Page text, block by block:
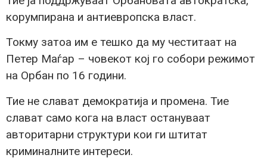
корумпирана и антиевропска власт.
Токму затоа им е тешко да му честитаат на
Петер Маѓар – човекот кој го собори режимот
на Орбан по 16 години.
Тие не слават демократија и промена. Тие
слават само кога на власт остануваат
авторитарни структури кои ги штитат
криминалните интереси.